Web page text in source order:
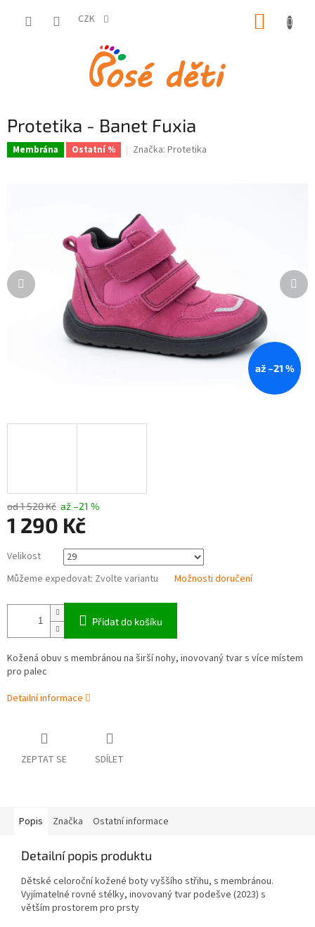
CZK
Protetika - Banet Fuxia
Membrána Ostatní % Značka: Protetika
až –21 %
od 1 520 Kč až –21 %
1 290 Kč
cena:
Velikost
Můžeme expedovat: Zvolte variantu Možnosti doručení
Přidat do košíku
Kožená obuv s membránou na širší nohy, inovovaný tvar s více místem
pro palec
Detailní informace
ZEPTAT SE SDÍLET
Popis Značka Ostatní informace
Detailní popis produktu
Dětské celoroční kožené boty vyššího střihu, s membránou.
Vyjímatelné rovné stélky, inovovaný tvar podešve (2023) s
větším prostorem pro prsty